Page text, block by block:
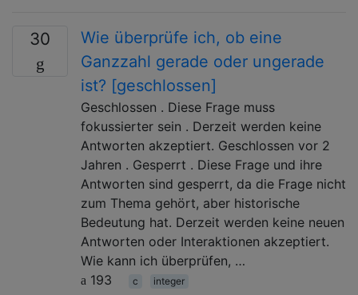
30
Wie überprüfe ich, ob eine
Ganzzahl gerade oder ungerade
ist? [geschlossen]
Geschlossen . Diese Frage muss
fokussierter sein . Derzeit werden keine
Antworten akzeptiert. Geschlossen vor 2
Jahren . Gesperrt . Diese Frage und ihre
Antworten sind gesperrt, da die Frage nicht
zum Thema gehört, aber historische
Bedeutung hat. Derzeit werden keine neuen
Antworten oder Interaktionen akzeptiert.
Wie kann ich überprüfen, …
193
c integer